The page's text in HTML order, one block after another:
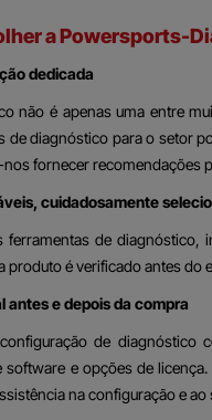
a Powersports-
dedicada
não é apenas uma entre
de diagnóstico para o setor
fornecer recomendações
cuidadosamente
ferramentas de diagnóstico,
produto é verificado antes do
antes e depois da compra
de diagnóstico
software e opções de
na configuração e